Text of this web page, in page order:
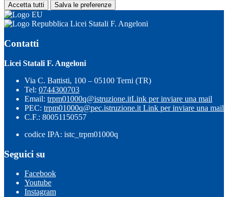
Accetta tutti Salva le preferenze
Licei Statali F. Angeloni
Contatti
Licei Statali F. Angeloni
Via C. Battisti, 100 – 05100 Terni (TR)
Tel: 0744300703
Email: trpm01000q@istruzione.itLink per inviare una mail
PEC: trpm01000q@pec.istruzione.it Link per inviare una mail
C.F.: 80051150557
codice IPA: istc_trpm01000q
Seguici su
Facebook
Youtube
Instagram